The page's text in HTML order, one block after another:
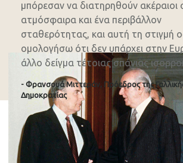
μπόρεσαν να διατηρηθούν ακέραιοι
ατμόσφαιρα και ένα περιβάλλον
σταθερότητας, και αυτή τη στιγμή
ομολογήσω ότι δεν υπάρχει στην
άλλο δείγμα τέτοιας σπάνιας
- Φρανσουά Μιττεράν, Πρόεδρος της
Δημοκρατίας